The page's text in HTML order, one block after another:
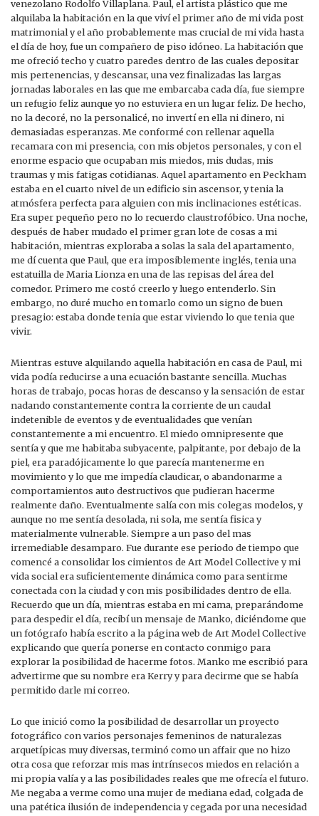
venezolano Rodolfo Villaplana. Paul, el artista plástico que me
alquilaba la habitación en la que viví el primer año de mi vida post
matrimonial y el año probablemente mas crucial de mi vida hasta
el día de hoy, fue un compañero de piso idóneo. La habitación que
me ofreció techo y cuatro paredes dentro de las cuales depositar
mis pertenencias, y descansar, una vez finalizadas las largas
jornadas laborales en las que me embarcaba cada día, fue siempre
un refugio feliz aunque yo no estuviera en un lugar feliz. De hecho,
no la decoré, no la personalicé, no invertí en ella ni dinero, ni
demasiadas esperanzas. Me conformé con rellenar aquella
recamara con mi presencia, con mis objetos personales, y con el
enorme espacio que ocupaban mis miedos, mis dudas, mis
traumas y mis fatigas cotidianas. Aquel apartamento en Peckham
estaba en el cuarto nivel de un edificio sin ascensor, y tenia la
atmósfera perfecta para alguien con mis inclinaciones estéticas.
Era super pequeño pero no lo recuerdo claustrofóbico. Una noche,
después de haber mudado el primer gran lote de cosas a mi
habitación, mientras exploraba a solas la sala del apartamento,
me dí cuenta que Paul, que era imposiblemente inglés, tenia una
estatuilla de Maria Lionza en una de las repisas del área del
comedor. Primero me costó creerlo y luego entenderlo. Sin
embargo, no duré mucho en tomarlo como un signo de buen
presagio: estaba donde tenia que estar viviendo lo que tenia que
vivir.
Mientras estuve alquilando aquella habitación en casa de Paul, mi
vida podía reducirse a una ecuación bastante sencilla. Muchas
horas de trabajo, pocas horas de descanso y la sensación de estar
nadando constantemente contra la corriente de un caudal
indetenible de eventos y de eventualidades que venían
constantemente a mi encuentro. El miedo omnipresente que
sentía y que me habitaba subyacente, palpitante, por debajo de la
piel, era paradójicamente lo que parecía mantenerme en
movimiento y lo que me impedía claudicar, o abandonarme a
comportamientos auto destructivos que pudieran hacerme
realmente daño. Eventualmente salía con mis colegas modelos, y
aunque no me sentía desolada, ni sola, me sentía fisica y
materialmente vulnerable. Siempre a un paso del mas
irremediable desamparo. Fue durante ese periodo de tiempo que
comencé a consolidar los cimientos de Art Model Collective y mi
vida social era suficientemente dinámica como para sentirme
conectada con la ciudad y con mis posibilidades dentro de ella.
Recuerdo que un día, mientras estaba en mi cama, preparándome
para despedir el día, recibí un mensaje de Manko, diciéndome que
un fotógrafo había escrito a la página web de Art Model Collective
explicando que quería ponerse en contacto conmigo para
explorar la posibilidad de hacerme fotos. Manko me escribió para
advertirme que su nombre era Kerry y para decirme que se había
permitido darle mi correo.
Lo que inició como la posibilidad de desarrollar un proyecto
fotográfico con varios personajes femeninos de naturalezas
arquetípicas muy diversas, terminó como un affair que no hizo
otra cosa que reforzar mis mas intrínsecos miedos en relación a
mi propia valía y a las posibilidades reales que me ofrecía el futuro.
Me negaba a verme como una mujer de mediana edad, colgada de
una patética ilusión de independencia y cegada por una necesidad